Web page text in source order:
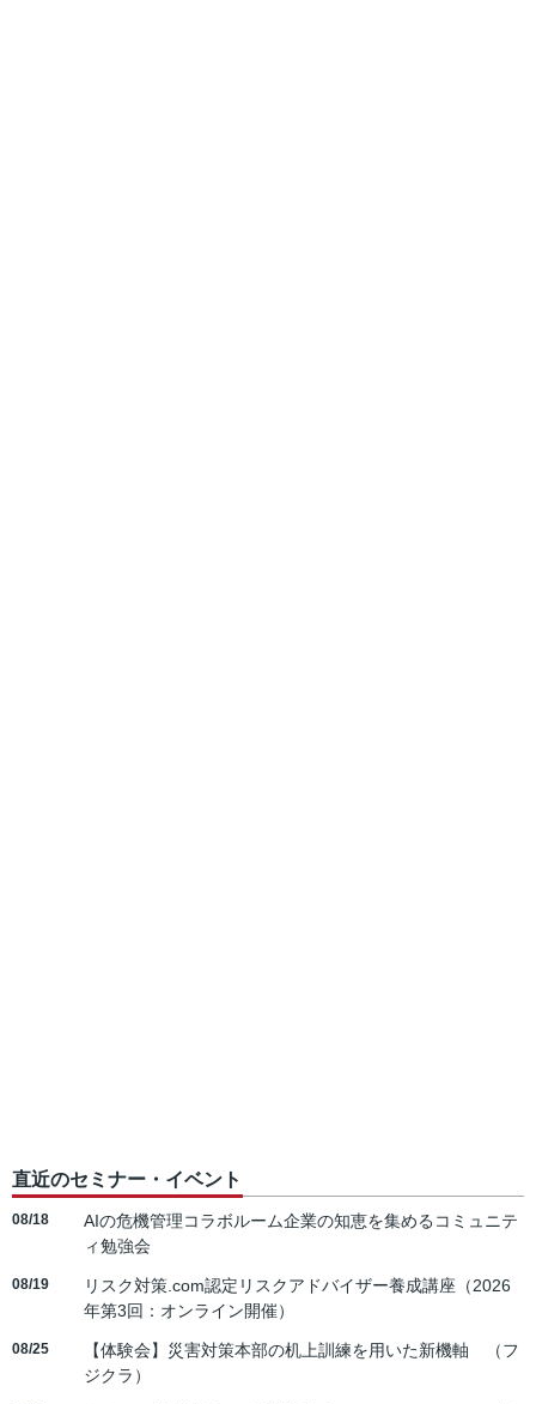
直近のセミナー・イベント
08/18
AIの危機管理コラボルーム企業の知恵を集めるコミュニテ
ィ勉強会
08/19
リスク対策.com認定リスクアドバイザー養成講座（2026
年第3回：オンライン開催）
08/25
【体験会】災害対策本部の机上訓練を用いた新機軸 （フ
ジクラ）